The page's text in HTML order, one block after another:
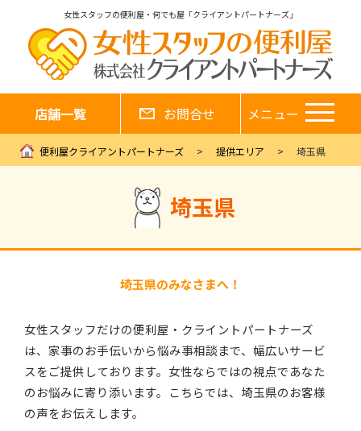
女性スタッフの便利屋・何でも屋「クライアントパートナーズ」
店舗一覧 お問合せ メニュー
便利屋クライアントパートナーズ 提供エリア 埼玉県
埼玉県
埼玉県のみなさまへ！
女性スタッフだけの便利屋・クライントパートナーズ
は、家事のお手伝いから悩み事相談まで、幅広いサービ
スをご提供しております。女性ならではの視点であなた
のお悩みに寄り添います。こちらでは、埼玉県のお客様
の声をお伝えします。